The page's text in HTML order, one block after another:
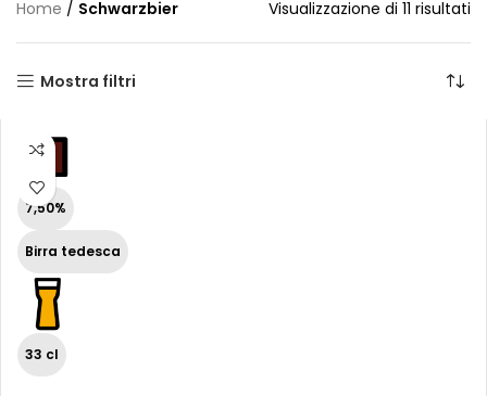
Home / Schwarzbier Visualizzazione di 11 risultati
Mostra filtri
7,50%
Birra tedesca
33 cl